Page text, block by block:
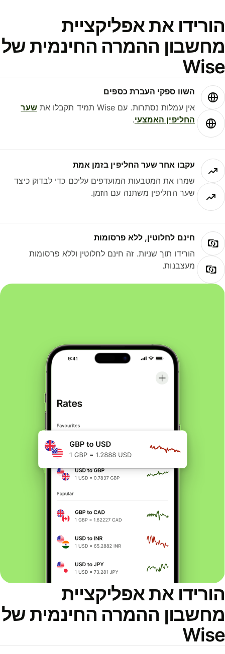
את אפליקציית
ההמרה החינמית של
השוו ספקי העברת כספים
אין עמלות נסתרות. עם Wise תמיד תקבלו את
שער
החליפין האמצעי.
עקבו אחר שער החליפין בזמן אמת
שמרו את המטבעות המועדפים עליכם כדי לבדוק כיצד
שער החליפין משתנה עם הזמן.
חינם לחלוטין, ללא פרסומות
הורידו תוך שניות. זה חינם לחלוטין וללא פרסומות
מעצבנות.
את אפליקציית
ההמרה החינמית של